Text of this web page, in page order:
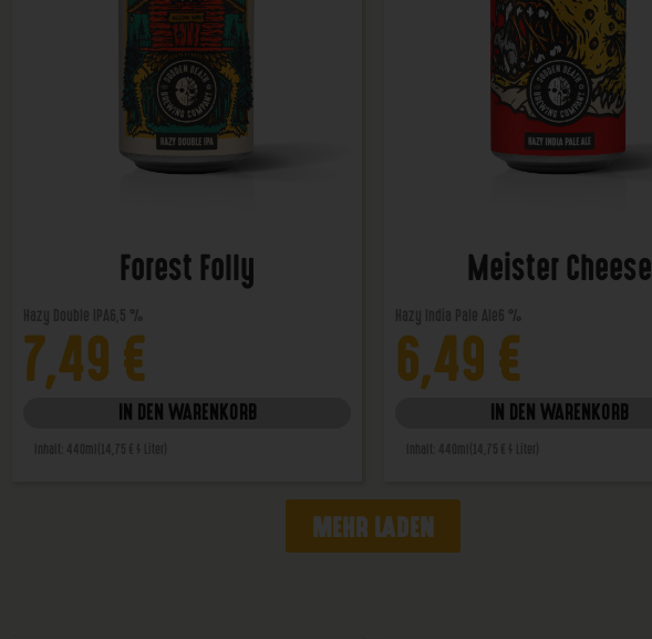
Forest Folly
7,49 €
IN DEN WARENKORB
Meister Cheese
6,49 €
IN DEN WARENKORB
MEHR LADEN